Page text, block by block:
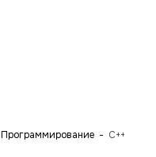
Программирование C++